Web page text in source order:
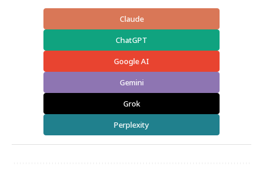
Claude
ChatGPT
Google AI
Gemini
Grok
Perplexity